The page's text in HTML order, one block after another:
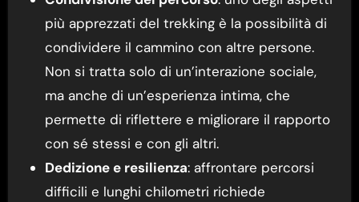
più apprezzati del trekking è la possibilità di
condividere il cammino con altre persone.
Non si tratta solo di un’interazione sociale,
ma anche di un’esperienza intima, che
permette di riflettere e migliorare il rapporto
con sé stessi e con gli altri.
Dedizione e resilienza: affrontare percorsi
difficili e lunghi chilometri richiede